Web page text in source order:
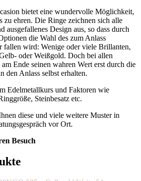
bietet eine wundervolle Möglichkeit,
zu ehren. Die Ringe zeichnen sich alle
ausgefallenes Design aus, so dass durch
die Wahl des zum Anlass
fallen wird: Wenige oder viele Brillanten,
oder Weißgold. Doch bei allen
Ende seinen wahren Wert erst durch die
den Anlass selbst erhalten.
Edelmetallkurs und Faktoren wie
Steinbesatz etc.
diese und viele weitere Muster in
vor Ort.
Besuch